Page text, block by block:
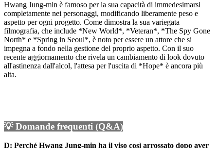
Hwang Jung-min è famoso per la sua capacità di immedesimarsi
completamente nei personaggi, modificando liberamente peso e
aspetto per ogni progetto. Come dimostra la sua variegata
filmografia, che include *New World*, *Veteran*, *The Spy Gone
North* e *Spring in Seoul*, è noto per essere un attore che si
impegna a fondo nella gestione del proprio aspetto. Con il suo
recente aggiornamento che rivela un cambiamento di look dovuto
all'astinenza dall'alcol, l'attesa per l'uscita di *Hope* è ancora più
alta.
💡 Domande frequenti (Q&A)
D: Perché Hwang Jung-min ha il viso così arrossato dopo aver